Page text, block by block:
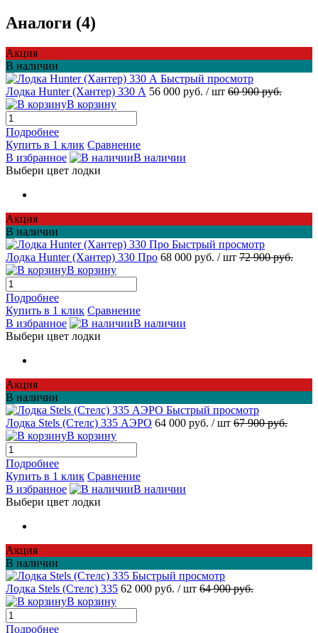
Аналоги (4)
Акция
В наличии
Быстрый просмотр
Лодка Hunter (Хантер) 330 А 56 000 руб. / шт 60 900 руб.
В корзину
Подробнее
Купить в 1 клик Сравнение
В избранное
В наличии
Выбери цвет лодки
Акция
В наличии
Быстрый просмотр
Лодка Hunter (Хантер) 330 Про 68 000 руб. / шт 72 900 руб.
В корзину
Подробнее
Купить в 1 клик Сравнение
В избранное
В наличии
Выбери цвет лодки
Акция
В наличии
Быстрый просмотр
Лодка Stels (Стелс) 335 АЭРО 64 000 руб. / шт 67 900 руб.
В корзину
Подробнее
Купить в 1 клик Сравнение
В избранное
В наличии
Выбери цвет лодки
Акция
В наличии
Быстрый просмотр
Лодка Stels (Стелс) 335 62 000 руб. / шт 64 900 руб.
В корзину
Подробнее